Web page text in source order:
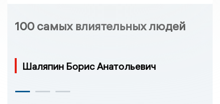
100 самых влиятельных людей
Шаляпин Борис Анатольевич